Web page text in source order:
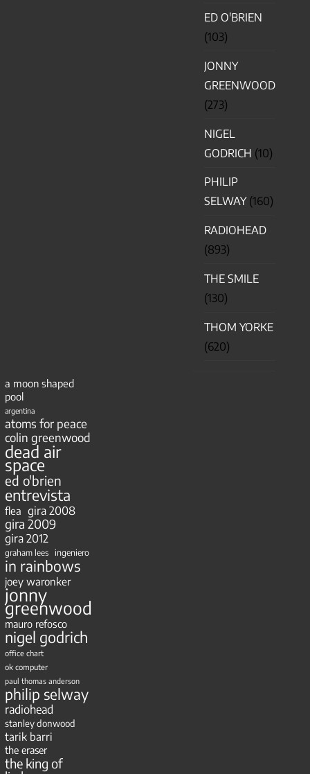
ED O'BRIEN
(103)
JONNY
GREENWOOD
(273)
NIGEL
GODRICH (10)
PHILIP
SELWAY(160)
RADIOHEAD
(893)
THE SMILE
(130)
THOM YORKE
(620)
a moon shaped
pool
argentina
atoms for peace
colin greenwood
dead air
space
ed o'brien
entrevista
flea gira 2008
gira 2009
gira 2012
graham lees ingeniero
in rainbows
joey waronker
jonny
greenwood
mauro refosco
nigel godrich
office chart
ok computer
paul thomas anderson
philip selway
radiohead
stanley donwood
tarik barri
the eraser
the king of